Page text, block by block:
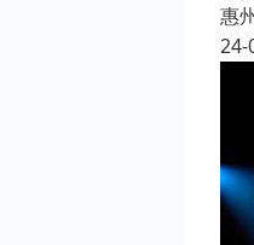
惠
24-